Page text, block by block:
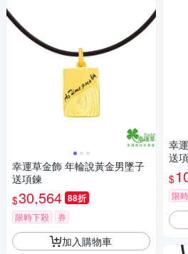
幸運草金飾 年輪說黃金男墜子
送項鍊
$30,564 88折
限時下殺 券
加入購物車
幸
送
$
限